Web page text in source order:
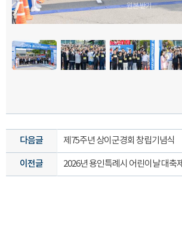
원본 받기
원본 받기
원본 받기
원본 받기
원본 받기
원본 받기
원본 받기
원본 받기
원본 받기
원본 받기
원본 받기
원본 받기
원본 받기
원본 받기
원본 받기
원본 받기
원본 받기
원본 받기
원본 받기
원본 받기
원본 받기
원본 받기
원본 받기
원본 받기
원본 받기
원본 받기
원본 받기
다음글 제75주년 상이군경회 창립기념식
이전글 2026년 용인특례시 어린이날 대축제